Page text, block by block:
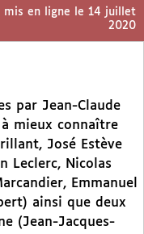
mis en ligne le 14 juillet
2020
par Jean-Claude
mieux connaître
José Estève
Leclerc, Nicolas
Emmanuel
ainsi que deux
(Jean-Jacques-